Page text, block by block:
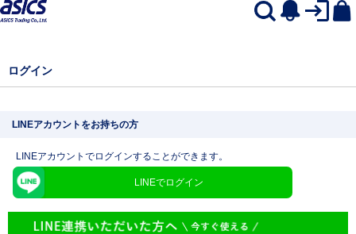
ログイン
LINEアカウントをお持ちの方
LINEアカウントでログインすることができます。
LINEでログイン